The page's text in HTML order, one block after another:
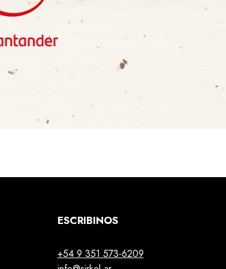
ESCRIBINOS
+54 9 351 573-6209